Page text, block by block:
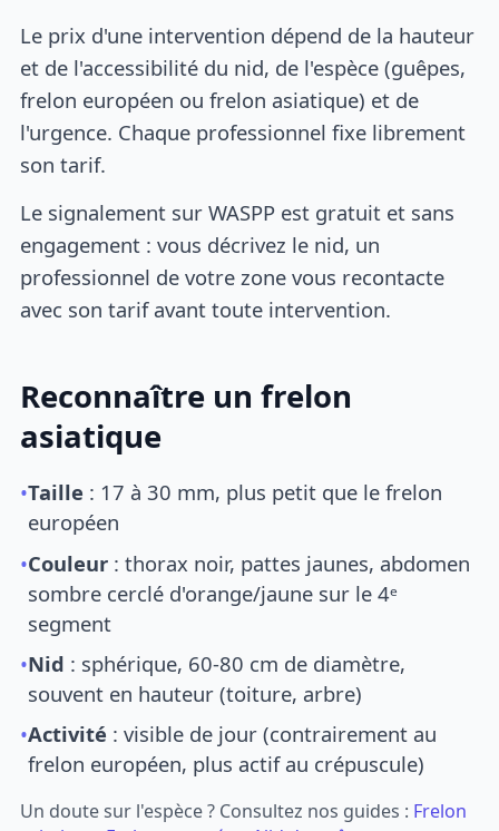
Le prix d'une intervention dépend de la hauteur
et de l'accessibilité du nid, de l'espèce (guêpes,
frelon européen ou frelon asiatique) et de
l'urgence. Chaque professionnel fixe librement
son tarif.
Le signalement sur WASPP est gratuit et sans
engagement : vous décrivez le nid, un
professionnel de votre zone vous recontacte
avec son tarif avant toute intervention.
Reconnaître un frelon
asiatique
•Taille : 17 à 30 mm, plus petit que le frelon
européen
•Couleur : thorax noir, pattes jaunes, abdomen
sombre cerclé d'orange/jaune sur le 4ᵉ
segment
•Nid : sphérique, 60-80 cm de diamètre,
souvent en hauteur (toiture, arbre)
•Activité : visible de jour (contrairement au
frelon européen, plus actif au crépuscule)
Un doute sur l'espèce ? Consultez nos guides : Frelon